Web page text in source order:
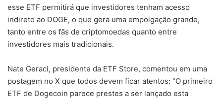
esse ETF permitirá que investidores tenham acesso
indireto ao DOGE, o que gera uma empolgação grande,
tanto entre os fãs de criptomoedas quanto entre
investidores mais tradicionais.
Nate Geraci, presidente da ETF Store, comentou em uma
postagem no X que todos devem ficar atentos: “O primeiro
ETF de Dogecoin parece prestes a ser lançado esta